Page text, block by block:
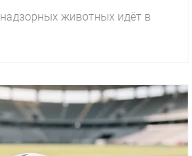
животных идёт в